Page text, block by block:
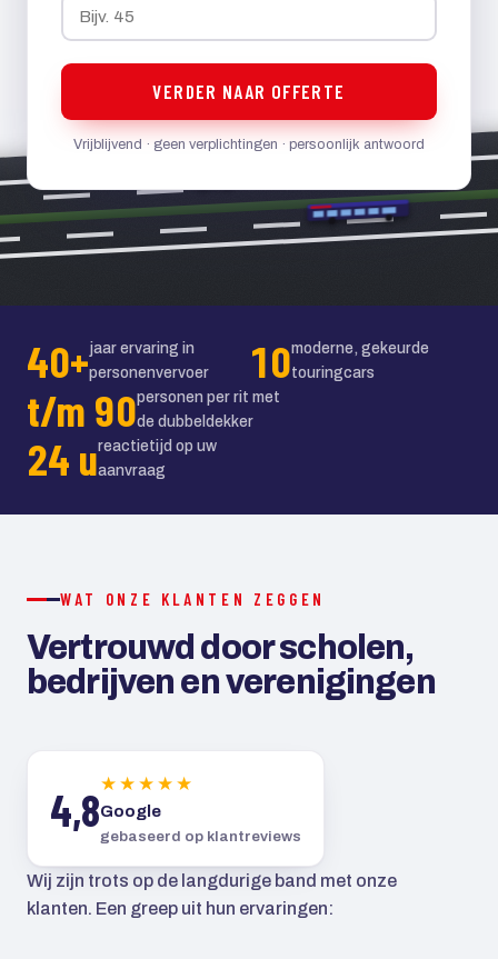
VERDER NAAR OFFERTE
Vrijblijvend · geen verplichtingen · persoonlijk antwoord
40+jaar ervaring in
personenvervoer
10moderne, gekeurde
touringcars
t/m 90personen per rit met
de dubbeldekker
24 ureactietijd op uw
aanvraag
WAT ONZE KLANTEN ZEGGEN
Vertrouwd door scholen,
bedrijven en verenigingen
4,8★★★★★
Google
gebaseerd op klantreviews
Wij zijn trots op de langdurige band met onze
klanten. Een greep uit hun ervaringen: